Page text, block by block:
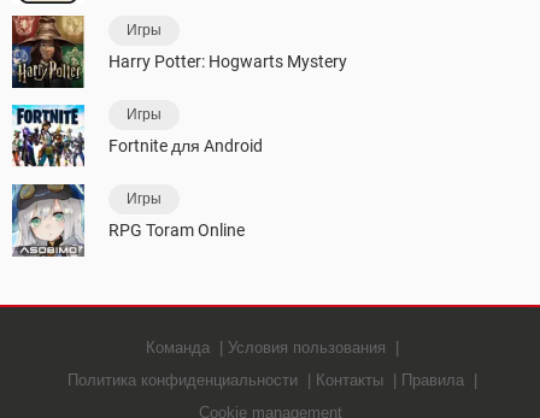
Игры
Harry Potter: Hogwarts Mystery
Игры
Fortnite для Android
Игры
RPG Toram Online
Команда
Условия пользования
Политика конфиденциальности
Контакты
Правила
Cookie management